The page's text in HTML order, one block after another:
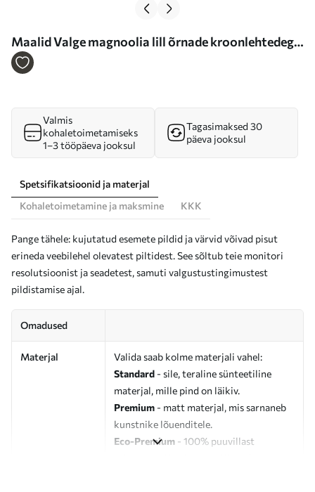
Maalid Valge magnoolia lill õrnade kroonlehtedega,
mida ümbritsevad heledal taustal rohelised lehed
Valmis
kohaletoimetamiseks
1–3 tööpäeva jooksul
Tagasimaksed 30
päeva jooksul
Spetsifikatsioonid ja materjal
Kohaletoimetamine ja maksmine
KKK
Pange tähele: kujutatud esemete pildid ja värvid võivad pisut
erineda veebilehel olevatest piltidest. See sõltub teie monitori
resolutsioonist ja seadetest, samuti valgustustingimustest
pildistamise ajal.
Omadused
Materjal
Valida saab kolme materjali vahel:
Standard - sile, teraline sünteetiline
materjal, mille pind on läikiv.
Premium - matt materjal, mis sarnaneb
kunstnike lõuenditele.
Eco-Premium - 100% puuvillast